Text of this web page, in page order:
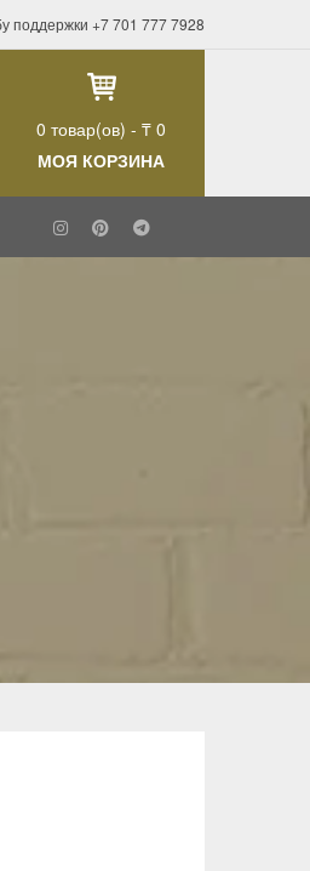
поддержки +7 701 777 7928
0 товар(ов) -₸ 0
МОЯ КОРЗИНА